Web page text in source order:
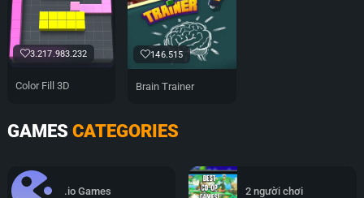
3.217.983.232
Color Fill 3D
146.515
Brain Trainer
GAMES CATEGORIES
.io Games 2 người chơi